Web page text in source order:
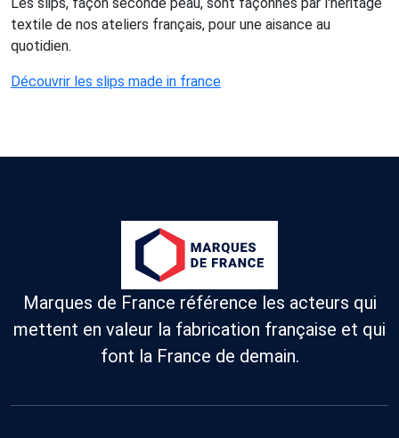
textile de nos ateliers français, pour une aisance au
quotidien.
Découvrir les slips made in france
Marques de France référence les acteurs qui
mettent en valeur la fabrication française et qui
font la France de demain.